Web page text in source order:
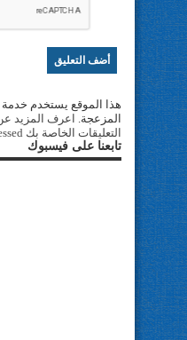
هذا الموقع يستخدم خدمة
المزعجة. اعرف المزيد
التعليقات الخاصة بك processed
تابعنا على فيسبوك